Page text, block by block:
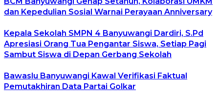
dan Kepedulian Sosial Warnai Perayaan Anniversary
Kepala Sekolah SMPN 4 Banyuwangi Dardiri, S.Pd
Apresiasi Orang Tua Pengantar Siswa, Setiap Pagi
Sambut Siswa di Depan Gerbang Sekolah
Bawaslu Banyuwangi Kawal Verifikasi Faktual
Pemutakhiran Data Partai Golkar